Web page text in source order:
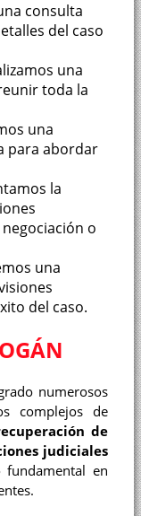
consulta
del caso
una
toda la
una
para abordar
la
o
una
del caso.
numerosos
complejos de
de
judiciales
en